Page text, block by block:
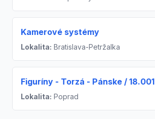
Kamerové systémy
Lokalita: Bratislava-Petržalka
Figuríny - Torzá - Pánske / 18.001
Lokalita: Poprad